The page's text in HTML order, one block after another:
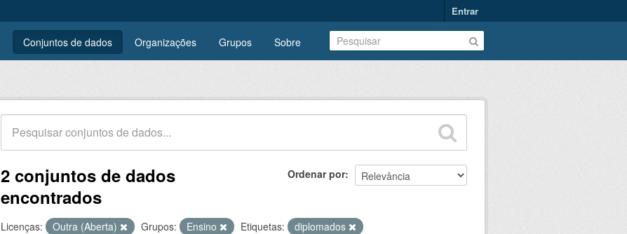
Entrar
Conjuntos de dados Organizações Grupos Sobre
Ordenar por
2 conjuntos de dados
encontrados
Licenças: Outra (Aberta) Grupos: Ensino Etiquetas: diplomados